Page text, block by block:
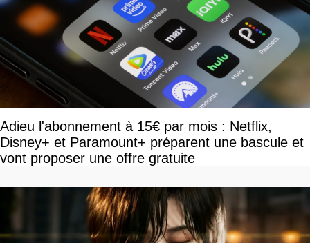
Adieu l'abonnement à 15€ par mois : Netflix,
Disney+ et Paramount+ préparent une bascule et
vont proposer une offre gratuite